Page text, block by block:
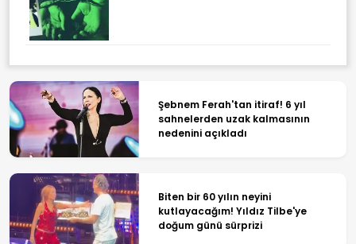
Şebnem Ferah'tan itiraf! 6 yıl
sahnelerden uzak kalmasının
nedenini açıkladı
Biten bir 60 yılın neyini
kutlayacağım! Yıldız Tilbe'ye
doğum günü sürprizi